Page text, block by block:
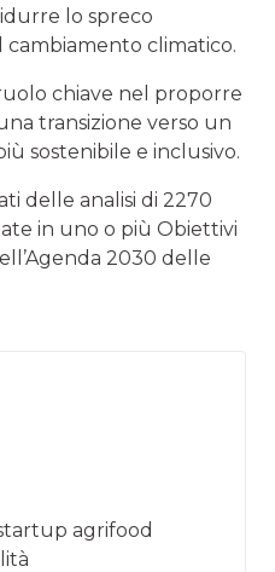
lo spreco
climatico.
chiave nel proporre
transizione verso un
sostenibile e inclusivo.
delle analisi di 2270
in uno o più Obiettivi
2030 delle
agrifood